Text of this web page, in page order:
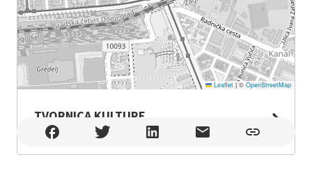
Leaflet |© OpenStreetMap
TVORNICA KULTURE
TVORNICA KULTURE , Zagreb